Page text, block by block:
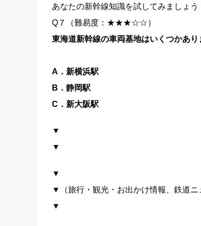
あなたの新幹線知識を試してみましょう
Q７（難易度：★★★☆☆）
東海道新幹線の車両基地はいくつかあ
A．新横浜駅
B．静岡駅
C．新大阪駅
▼
▼
▼
▼（旅行・観光・お出かけ情報、鉄道ニ
▼